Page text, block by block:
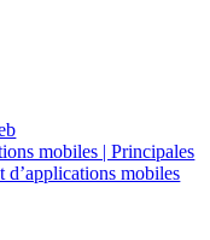
mobiles | Principales
d’applications mobiles